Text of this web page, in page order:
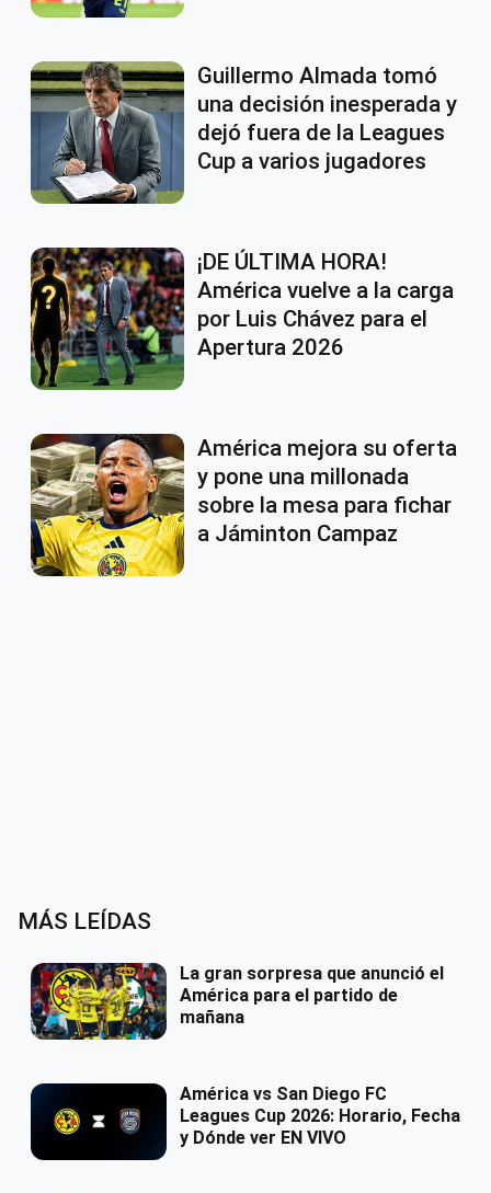
Guillermo Almada tomó
una decisión inesperada y
dejó fuera de la Leagues
Cup a varios jugadores
¡DE ÚLTIMA HORA!
América vuelve a la carga
por Luis Chávez para el
Apertura 2026
América mejora su oferta
y pone una millonada
sobre la mesa para fichar
a Jáminton Campaz
MÁS LEÍDAS
La gran sorpresa que anunció el
América para el partido de
mañana
América vs San Diego FC
Leagues Cup 2026: Horario, Fecha
y Dónde ver EN VIVO